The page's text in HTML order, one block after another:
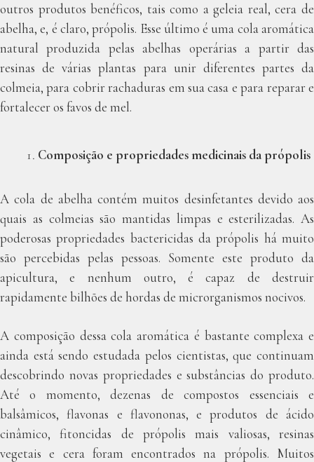
outros produtos benéficos, tais como a geleia real, cera de
abelha, e, é claro, própolis. Esse último é uma cola aromática
natural produzida pelas abelhas operárias a partir das
resinas de várias plantas para unir diferentes partes da
colmeia, para cobrir rachaduras em sua casa e para reparar e
fortalecer os favos de mel.
Composição e propriedades medicinais da própolis
A cola de abelha contém muitos desinfetantes devido aos
quais as colmeias são mantidas limpas e esterilizadas. As
poderosas propriedades bactericidas da própolis há muito
são percebidas pelas pessoas. Somente este produto da
apicultura, e nenhum outro, é capaz de destruir
rapidamente bilhões de hordas de microrganismos nocivos.
A composição dessa cola aromática é bastante complexa e
ainda está sendo estudada pelos cientistas, que continuam
descobrindo novas propriedades e substâncias do produto.
Até o momento, dezenas de compostos essenciais e
balsâmicos, flavonas e flavononas, e produtos de ácido
cinâmico, fitoncidas de própolis mais valiosas, resinas
vegetais e cera foram encontrados na própolis. Muitos